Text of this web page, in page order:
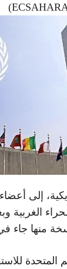
إلى
الغربية
المتحدة